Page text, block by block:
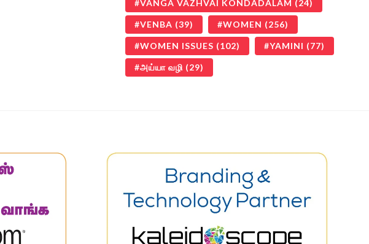
VANGA VAZHVAI KONDADALAM (24)
VENBA (39) WOMEN (256)
WOMEN ISSUES (102) YAMINI (77)
அய்யா வழி (29)